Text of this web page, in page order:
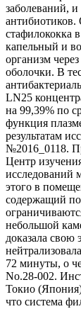
заболеваний,
стафилококка
капельный и
организм
оболочки. В
LN25
на 99,39% по
функция
результатам
№2016_0118.
Центр
исследований
этого в
содержащий
небольшой
доказала свою
72 минуты, о
No.28-002.
Токио
что система